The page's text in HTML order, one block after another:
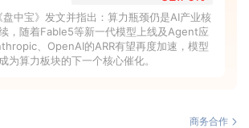
中宝》发文并指出：算力瓶颈仍是AI产业核
，随着Fable5等新一代模型上线及Agent应
、OpenAI的ARR有望再度加速，模型
为算力板块的下一个核心催化。
商务合作